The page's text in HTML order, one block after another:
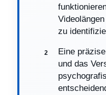
zu
Eine
und das